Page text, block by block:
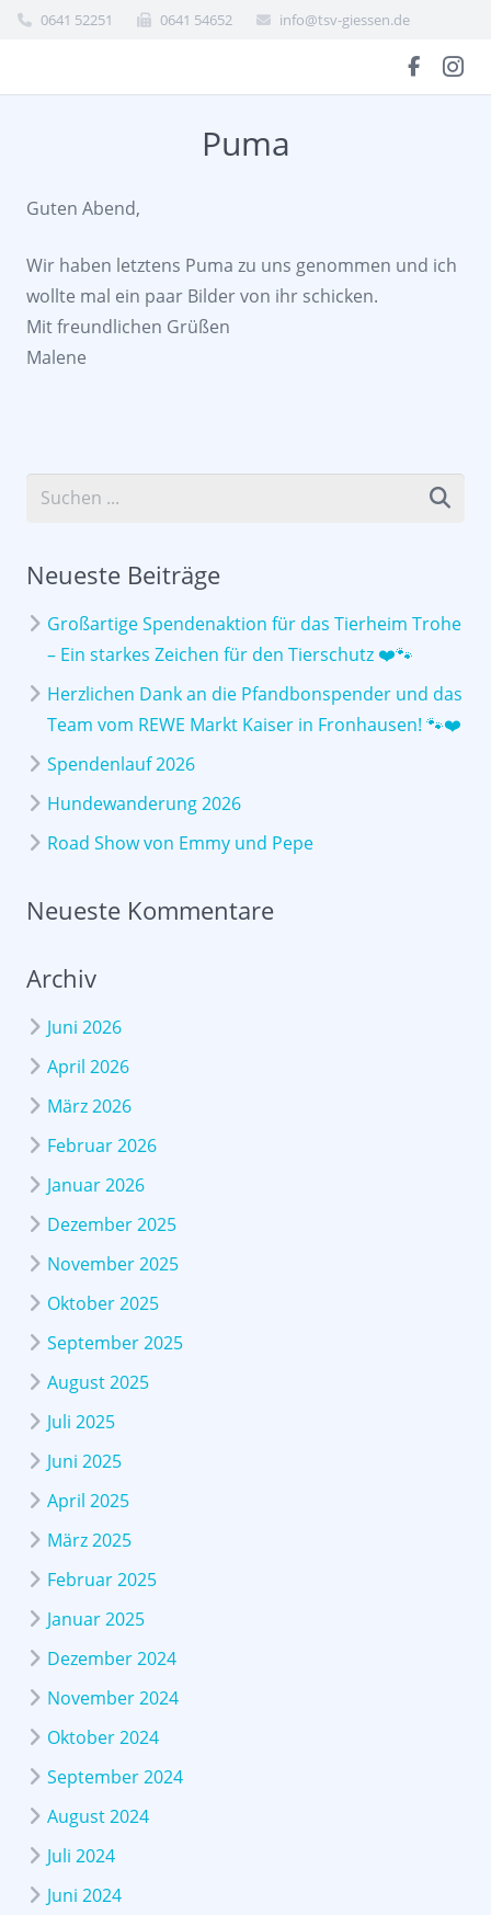
0641 52251 0641 54652 info@tsv-giessen.de
Puma
Guten Abend,
Wir haben letztens Puma zu uns genommen und ich
wollte mal ein paar Bilder von ihr schicken.
Mit freundlichen Grüßen
Malene
Neueste Beiträge
Großartige Spendenaktion für das Tierheim Trohe
– Ein starkes Zeichen für den Tierschutz ❤️🐾
Herzlichen Dank an die Pfandbonspender und das
Team vom REWE Markt Kaiser in Fronhausen! 🐾❤️
Spendenlauf 2026
Hundewanderung 2026
Road Show von Emmy und Pepe
Neueste Kommentare
Archiv
Juni 2026
April 2026
März 2026
Februar 2026
Januar 2026
Dezember 2025
November 2025
Oktober 2025
September 2025
August 2025
Juli 2025
Juni 2025
April 2025
März 2025
Februar 2025
Januar 2025
Dezember 2024
November 2024
Oktober 2024
September 2024
August 2024
Juli 2024
Juni 2024